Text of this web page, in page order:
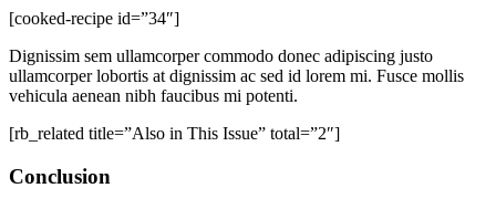
[cooked-recipe id=”34″]
Dignissim sem ullamcorper commodo donec adipiscing justo
ullamcorper lobortis at dignissim ac sed id lorem mi. Fusce mollis
vehicula aenean nibh faucibus mi potenti.
[rb_related title=”Also in This Issue” total=”2″]
Conclusion